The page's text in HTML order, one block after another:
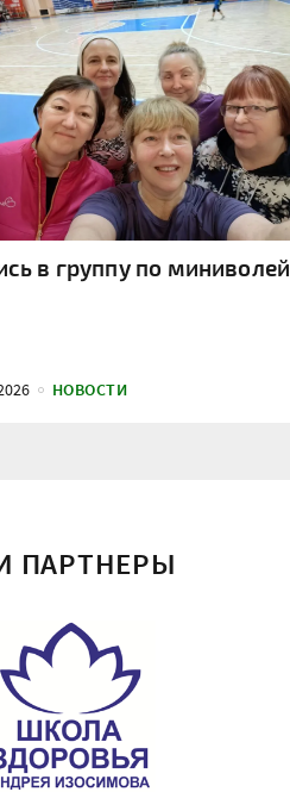
в группу по миниволей
НОВОСТИ
ПАРТНЕРЫ